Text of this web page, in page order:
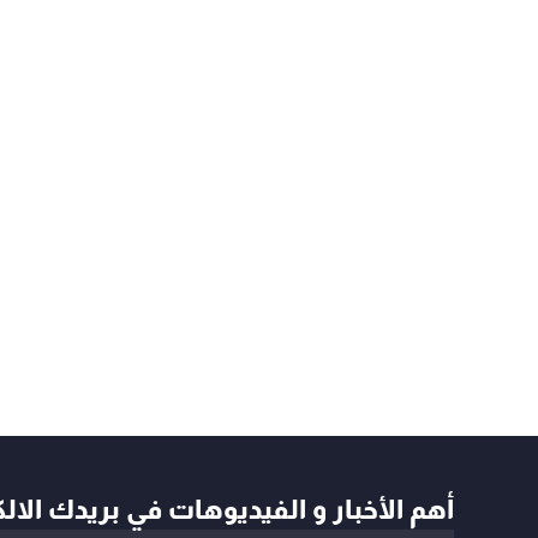
أهم الأخبار و الفيديوهات في بريدك